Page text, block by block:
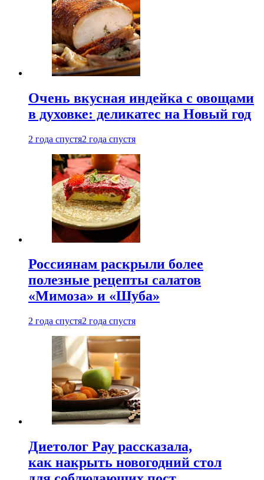
Очень вкусная индейка с овощами
в духовке: деликатес на Новый год
2 года спустя2 года спустя
Россиянам раскрыли более
полезные рецепты салатов
«Мимоза» и «Шуба»
2 года спустя2 года спустя
Диетолог Рау рассказала,
как накрыть новогодний стол